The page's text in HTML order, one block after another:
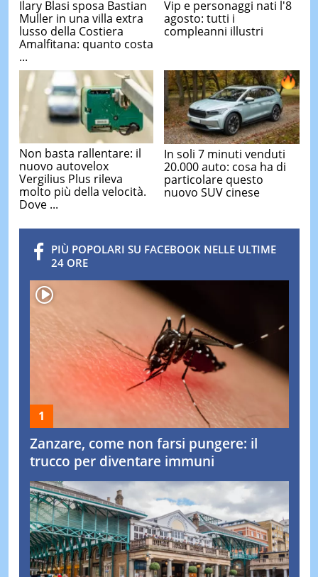
Ilary Blasi sposa Bastian
Muller in una villa extra
lusso della Costiera
Amalfitana: quanto costa
...
Vip e personaggi nati l'8
agosto: tutti i
compleanni illustri
Non basta rallentare: il
nuovo autovelox
Vergilius Plus rileva
molto più della velocità.
Dove ...
In soli 7 minuti venduti
20.000 auto: cosa ha di
particolare questo
nuovo SUV cinese
PIÙ POPOLARI SU FACEBOOK NELLE ULTIME
24 ORE
Zanzare, come non farsi pungere: il
trucco per diventare immuni